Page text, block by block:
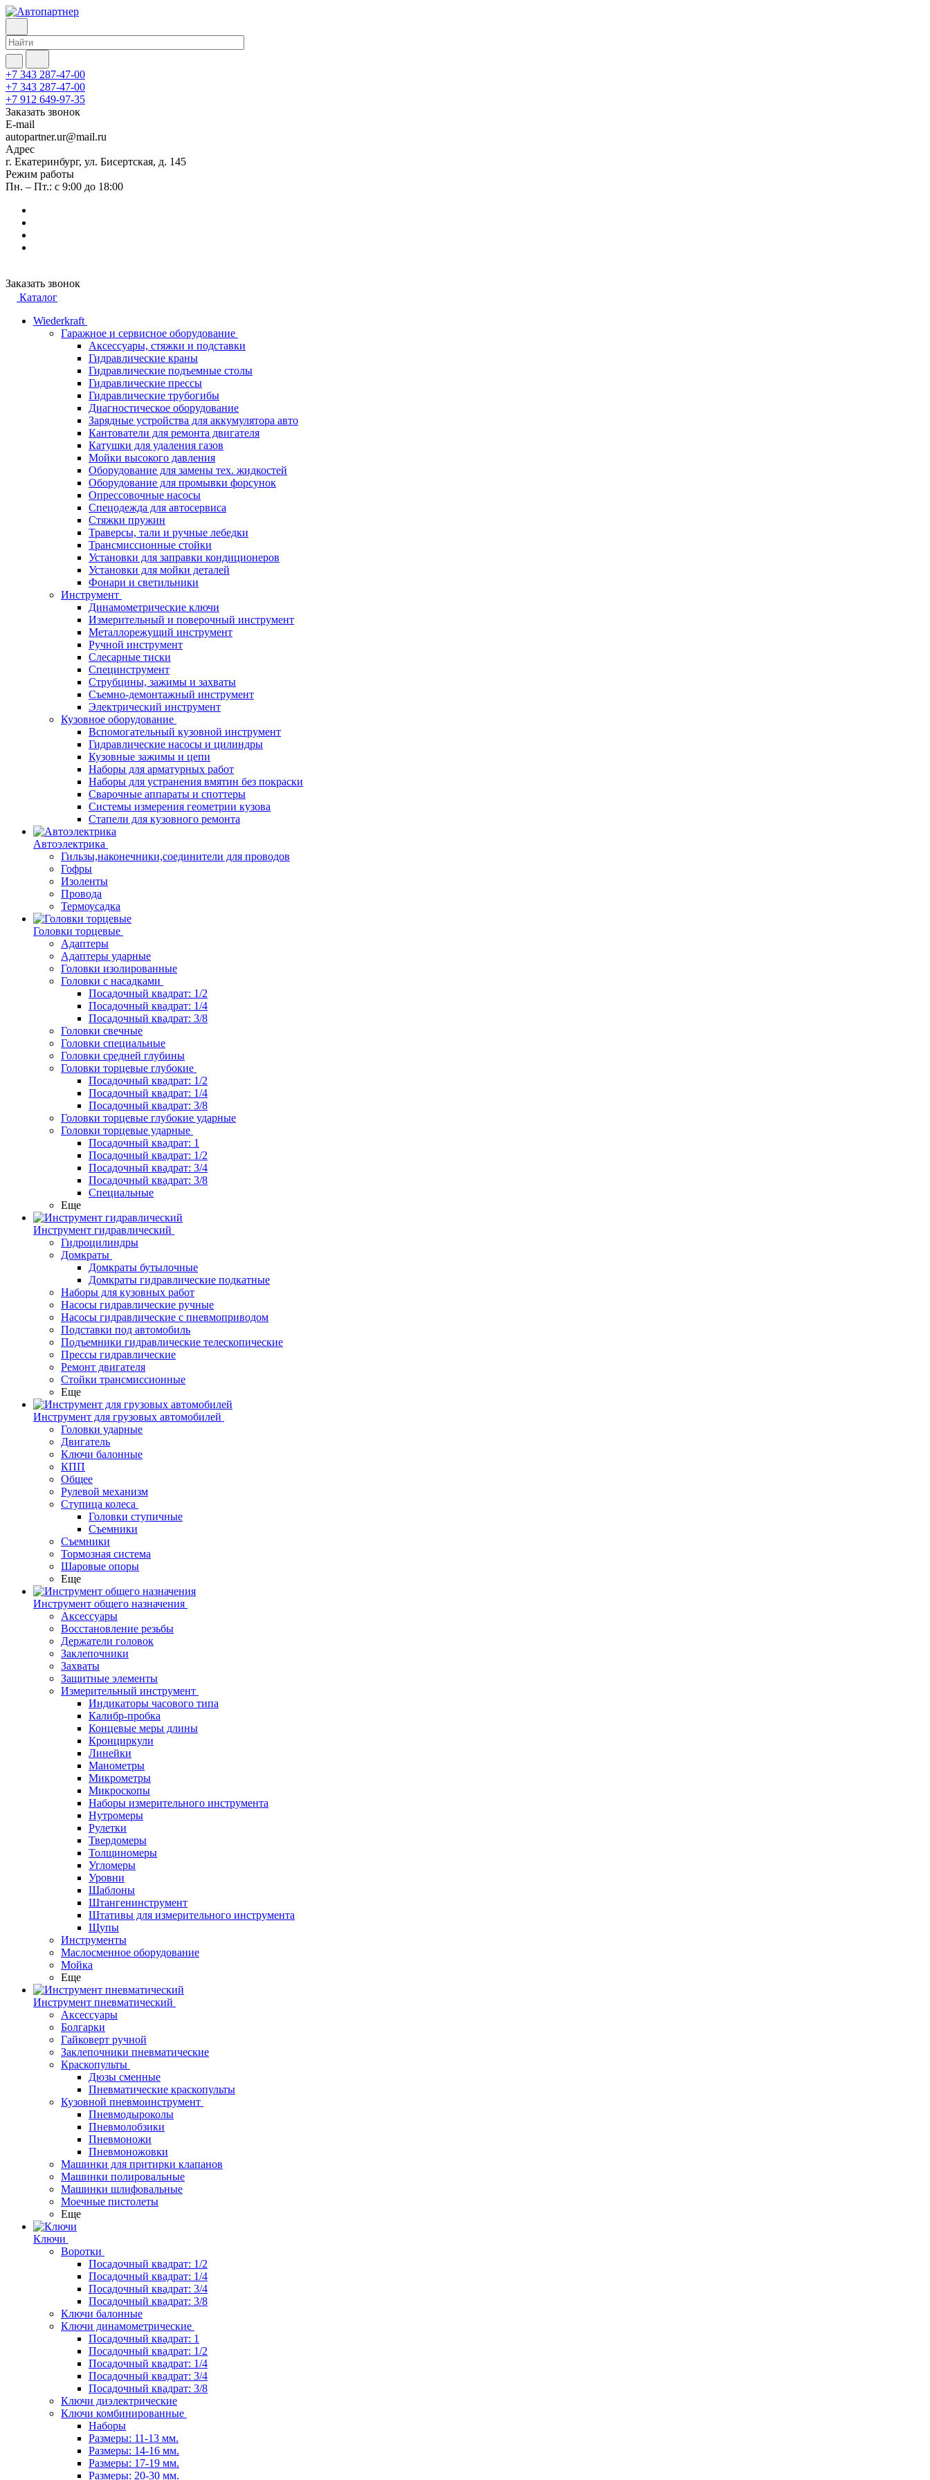
+7 343 287-47-00
+7 343 287-47-00
+7 912 649-97-35
Заказать звонок
E-mail
autopartner.ur@mail.ru
Адрес
г. Екатеринбург, ул. Бисертская, д. 145
Режим работы
Пн. – Пт.: с 9:00 до 18:00
Заказать звонок
Каталог
Wiederkraft
Гаражное и сервисное оборудование
Аксессуары, стяжки и подставки
Гидравлические краны
Гидравлические подъемные столы
Гидравлические прессы
Гидравлические трубогибы
Диагностическое оборудование
Зарядные устройства для аккумулятора авто
Кантователи для ремонта двигателя
Катушки для удаления газов
Мойки высокого давления
Оборудование для замены тех. жидкостей
Оборудование для промывки форсунок
Опрессовочные насосы
Спецодежда для автосервиса
Стяжки пружин
Траверсы, тали и ручные лебедки
Трансмиссионные стойки
Установки для заправки кондиционеров
Установки для мойки деталей
Фонари и светильники
Инструмент
Динамометрические ключи
Измерительный и поверочный инструмент
Металлорежущий инструмент
Ручной инструмент
Слесарные тиски
Специнструмент
Струбцины, зажимы и захваты
Съемно-демонтажный инструмент
Электрический инструмент
Кузовное оборудование
Вспомогательный кузовной инструмент
Гидравлические насосы и цилиндры
Кузовные зажимы и цепи
Наборы для арматурных работ
Наборы для устранения вмятин без покраски
Сварочные аппараты и споттеры
Системы измерения геометрии кузова
Стапели для кузовного ремонта
Автоэлектрика
Гильзы,наконечники,соединители для проводов
Гофры
Изоленты
Провода
Термоусадка
Головки торцевые
Адаптеры
Адаптеры ударные
Головки изолированные
Головки с насадками
Посадочный квадрат: 1/2
Посадочный квадрат: 1/4
Посадочный квадрат: 3/8
Головки свечные
Головки специальные
Головки средней глубины
Головки торцевые глубокие
Посадочный квадрат: 1/2
Посадочный квадрат: 1/4
Посадочный квадрат: 3/8
Головки торцевые глубокие ударные
Головки торцевые ударные
Посадочный квадрат: 1
Посадочный квадрат: 1/2
Посадочный квадрат: 3/4
Посадочный квадрат: 3/8
Специальные
Еще
Инструмент гидравлический
Гидроцилиндры
Домкраты
Домкраты бутылочные
Домкраты гидравлические подкатные
Наборы для кузовных работ
Насосы гидравлические ручные
Насосы гидравлические с пневмоприводом
Подставки под автомобиль
Подъемники гидравлические телескопические
Прессы гидравлические
Ремонт двигателя
Стойки трансмиссионные
Еще
Инструмент для грузовых автомобилей
Головки ударные
Двигатель
Ключи балонные
КПП
Общее
Рулевой механизм
Ступица колеса
Головки ступичные
Съемники
Съемники
Тормозная система
Шаровые опоры
Еще
Инструмент общего назначения
Аксессуары
Восстановление резьбы
Держатели головок
Заклепочники
Захваты
Защитные элементы
Измерительный инструмент
Индикаторы часового типа
Калибр-пробка
Концевые меры длины
Кронциркули
Линейки
Манометры
Микрометры
Микроскопы
Наборы измерительного инструмента
Нутромеры
Рулетки
Твердомеры
Толщиномеры
Угломеры
Уровни
Шаблоны
Штангенинструмент
Штативы для измерительного инструмента
Щупы
Инструменты
Маслосменное оборудование
Мойка
Еще
Инструмент пневматический
Аксессуары
Болгарки
Гайковерт ручной
Заклепочники пневматические
Краскопульты
Дюзы сменные
Пневматические краскопульты
Кузовной пневмоинструмент
Пневмодыроколы
Пневмолобзики
Пневмоножи
Пневмоножовки
Машинки для притирки клапанов
Машинки полировальные
Машинки шлифовальные
Моечные пистолеты
Еще
Ключи
Воротки
Посадочный квадрат: 1/2
Посадочный квадрат: 1/4
Посадочный квадрат: 3/4
Посадочный квадрат: 3/8
Ключи балонные
Ключи динамометрические
Посадочный квадрат: 1
Посадочный квадрат: 1/2
Посадочный квадрат: 1/4
Посадочный квадрат: 3/4
Посадочный квадрат: 3/8
Ключи диэлектрические
Ключи комбинированные
Наборы
Размеры: 11-13 мм.
Размеры: 14-16 мм.
Размеры: 17-19 мм.
Размеры: 20-30 мм.